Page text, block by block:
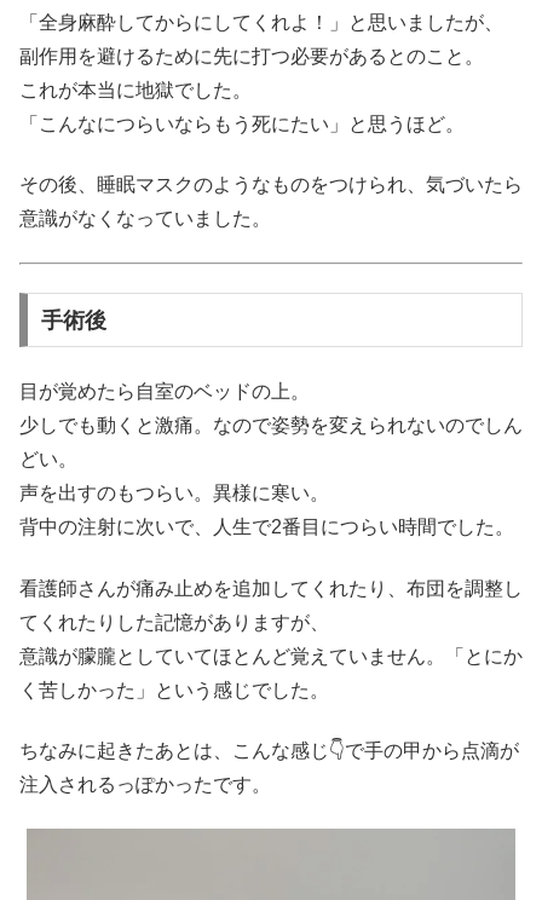
「全身麻酔してからにしてくれよ！」と思いましたが、
副作用を避けるために先に打つ必要があるとのこと。
これが本当に地獄でした。
「こんなにつらいならもう死にたい」と思うほど。
その後、睡眠マスクのようなものをつけられ、気づいたら
意識がなくなっていました。
手術後
目が覚めたら自室のベッドの上。
少しでも動くと激痛。なので姿勢を変えられないのでしん
どい。
声を出すのもつらい。異様に寒い。
背中の注射に次いで、人生で2番目につらい時間でした。
看護師さんが痛み止めを追加してくれたり、布団を調整し
てくれたりした記憶がありますが、
意識が朦朧としていてほとんど覚えていません。「とにか
く苦しかった」という感じでした。
ちなみに起きたあとは、こんな感じ👇️で手の甲から点滴が
注入されるっぽかったです。